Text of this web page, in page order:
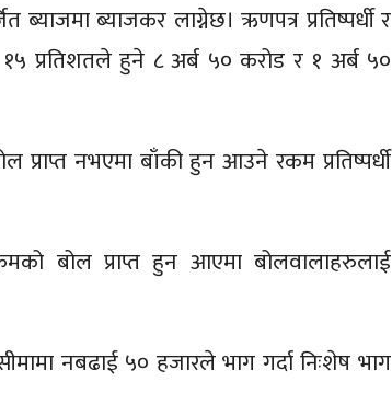
ब्याजकर लाग्नेछ। ऋणपत्र प्रतिष्पर्धी र
१५ प्रतिशतले हुने ८ अर्ब ५० करोड र १ अर्ब ५०
प्राप्त नभएमा बाँकी हुन आउने रकम प्रतिष्पर्धी
बोल प्राप्त हुन आएमा बोलवालाहरुलाई
नबढाई ५० हजारले भाग गर्दा निःशेष भाग